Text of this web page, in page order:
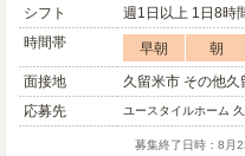
シフト
週1日以上 1日8時
時間帯
早朝 朝
面接地
久留米市 その他久
応募先
ユースタイルホーム
募集終了日時：8月